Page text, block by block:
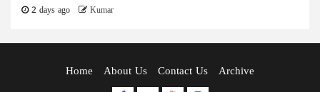
2 days ago Kumar
Home About Us Contact Us Archive